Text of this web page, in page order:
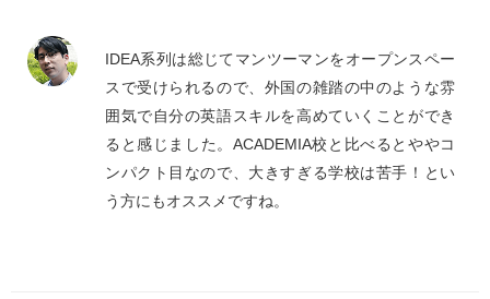
IDEA系列は総じてマンツーマンをオープンスペー
スで受けられるので、外国の雑踏の中のような雰
囲気で自分の英語スキルを高めていくことができ
ると感じました。ACADEMIA校と比べるとややコ
ンパクト目なので、大きすぎる学校は苦手！とい
う方にもオススメですね。